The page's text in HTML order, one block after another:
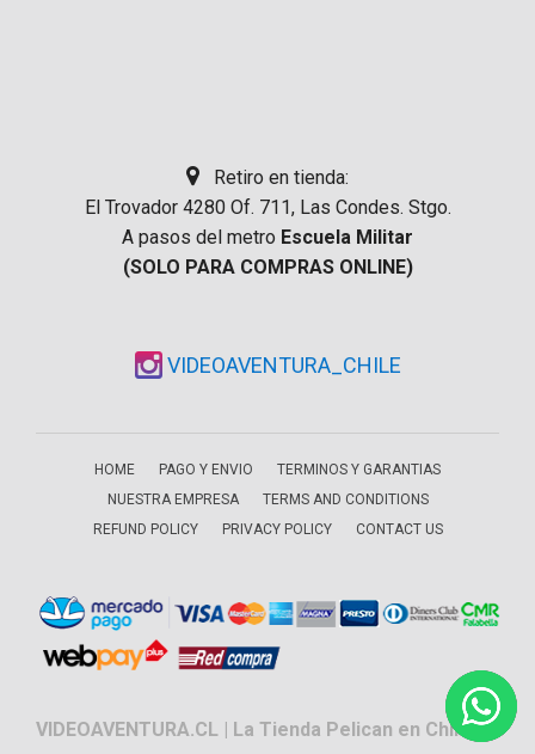
Retiro en tienda:
El Trovador 4280 Of. 711, Las Condes. Stgo.
A pasos del metro Escuela Militar
(SOLO PARA COMPRAS ONLINE)
VIDEOAVENTURA_CHILE
HOME PAGO Y ENVIO
TERMINOS Y GARANTIAS
NUESTRA EMPRESA
TERMS AND CONDITIONS
REFUND POLICY
PRIVACY POLICY CONTACT US
VIDEOAVENTURA.CL | La Tienda Pelican en Chile